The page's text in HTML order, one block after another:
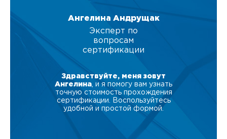
Ангелина Андрущак
Эксперт по
вопросам
сертификации
Здравствуйте, меня зовут
Ангелина , и я помогу вам узнать
точную стоимость прохождения
сертификации. Воспользуйтесь
удобной и простой формой.